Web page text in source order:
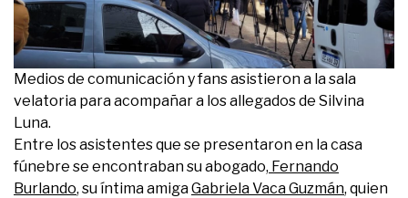
Medios de comunicación y fans asistieron a la sala
velatoria para acompañar a los allegados de Silvina
Luna.
Entre los asistentes que se presentaron en la casa
fúnebre se encontraban su abogado, Fernando
Burlando, su íntima amigaGabriela Vaca Guzmán, quien